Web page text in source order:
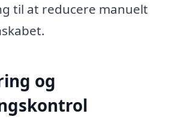
til at reducere manuelt
og